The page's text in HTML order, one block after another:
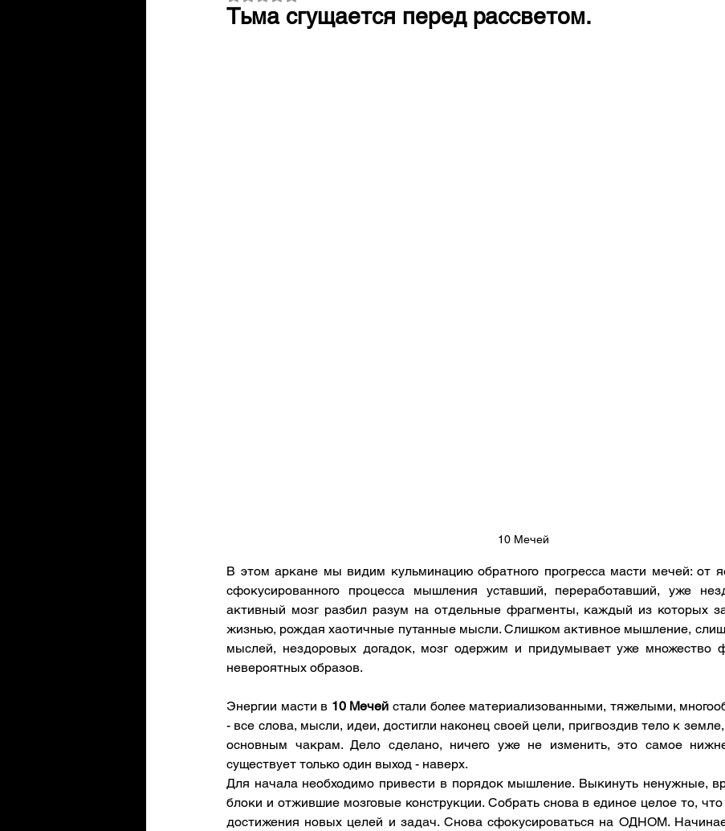
Тьма сгущается перед рассветом.
10 Мечей
В этом аркане мы видим кульминацию обратного прогресса масти мечей: от
сфокусированного процесса мышления уставший, переработавший, уже
активный мозг разбил разум на отдельные фрагменты, каждый из которых
жизнью, рождая хаотичные путанные мысли. Слишком активное мышление,
мыслей, нездоровых догадок, мозг одержим и придумывает уже множество
невероятных образов.
Энергии масти в 10 Мечей стали более материализованными, тяжелыми,
- все слова, мысли, идеи, достигли наконец своей цели, пригвоздив тело к
основным чакрам. Дело сделано, ничего уже не изменить, это самое
существует только один выход - наверх.
Для начала необходимо привести в порядок мышление. Выкинуть ненужные,
блоки и отжившие мозговые конструкции. Собрать снова в единое целое то, что
достижения новых целей и задач. Снова сфокусироваться на ОДНОМ.